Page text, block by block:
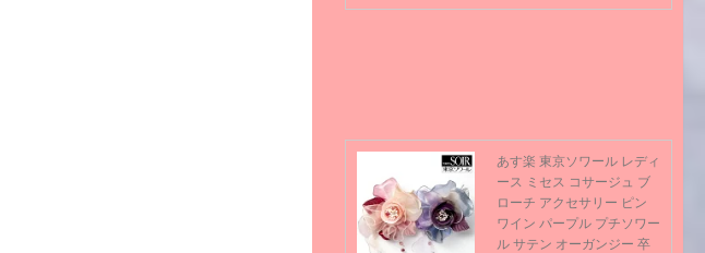
あす楽 東京ソワール レディ
ース ミセス コサージュ ブ
ローチ アクセサリー ピン
ワイン パープル プチソワー
ル サテン オーガンジー 卒